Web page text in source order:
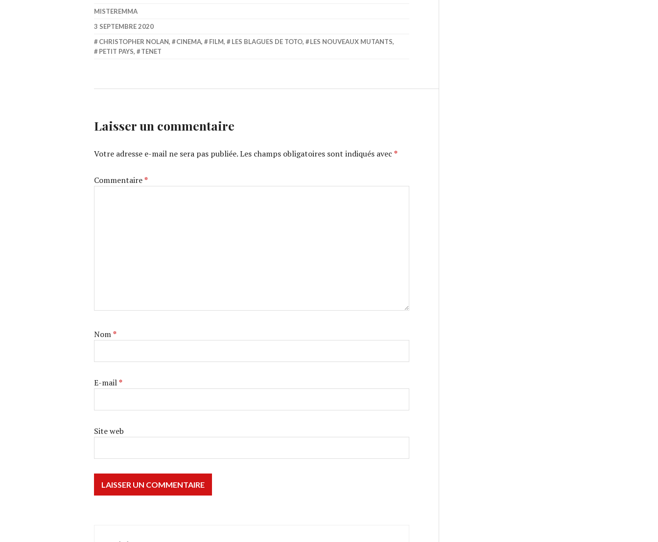
MISTEREMMA
3 SEPTEMBRE 2020
CHRISTOPHER NOLAN, CINEMA, FILM, LES BLAGUES DE TOTO, LES NOUVEAUX MUTANTS,
PETIT PAYS, TENET
Laisser un commentaire
Votre adresse e-mail ne sera pas publiée.Les champs obligatoires sont indiqués avec *
Commentaire*
Nom*
E-mail*
Site web